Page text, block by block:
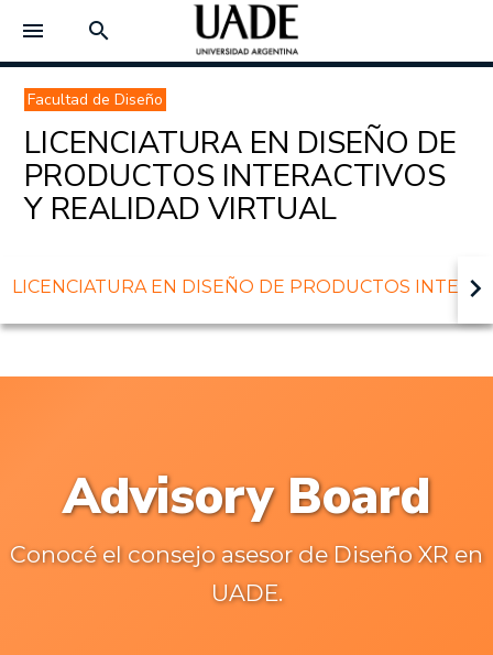
menu search
Facultad de Diseño
LICENCIATURA EN DISEÑO DE
PRODUCTOS INTERACTIVOS
Y REALIDAD VIRTUAL
LICENCIATURA EN DISEÑO DE PRODUCTOS keyboard_arrow_right
Advisory Board
Conocé el consejo asesor de Diseño XR en
UADE.